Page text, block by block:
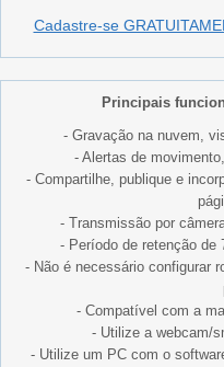
Cadastre-se
Principais
- Gravação na nuvem,
- Alertas de
- Compartilhe, publique e
- Transmissão por
- Período de retenção
- Não é necessário configurar
- Compatível com a
- Utilize a webcam/
- Utilize um PC com o